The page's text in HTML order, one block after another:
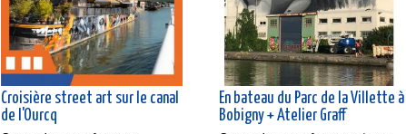
Croisière street art sur le canal
de l'Ourcq
En bateau du Parc de la Villette à
Bobigny + Atelier Graff